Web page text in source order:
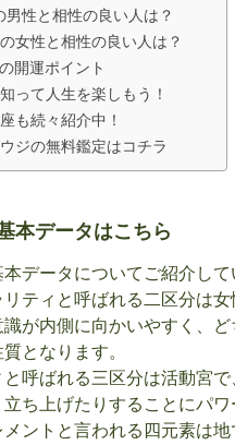
男性と相性の良い人は？
女性と相性の良い人は？
開運ポイント
って人生を楽しもう！
も続々紹介中！
ジの無料鑑定はコチラ
本データはこちら
データについてご紹介して
リティと呼ばれる二区分は
識が内側に向かいやすく、
となります。
と呼ばれる三区分は活動宮
ち上げたりすることにパワ
メントと言われる四元素は